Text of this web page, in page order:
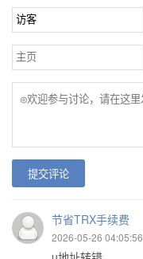
提交评论
节省TRX手续费
2026-05-26 04:05:56